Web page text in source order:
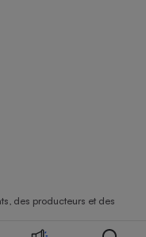
des producteurs et des